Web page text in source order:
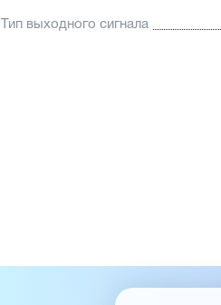
Тип выходного сигнала